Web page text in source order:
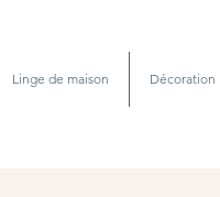
Linge de maison Décoration